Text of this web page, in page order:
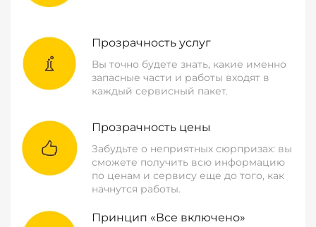
Прозрачность услуг
Вы точно будете знать, какие именно
запасные части и работы входят в
каждый сервисный пакет.
Прозрачность цены
Забудьте о неприятных сюрпризах: вы
сможете получить всю информацию
по ценам и сервису еще до того, как
начнутся работы.
Принцип «Все включено»